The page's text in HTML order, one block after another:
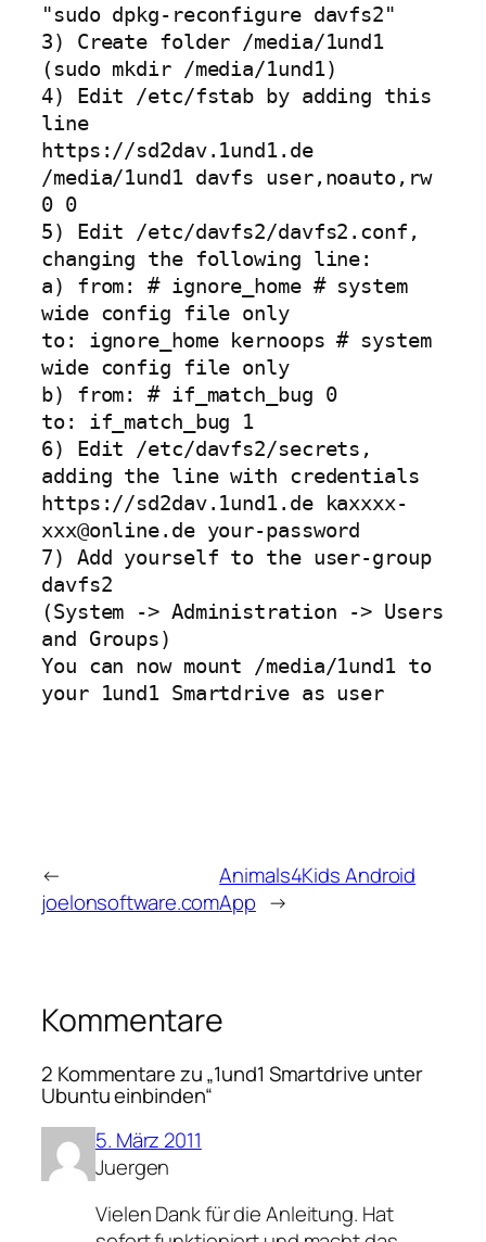
"sudo dpkg-reconfigure davfs2"
3) Create folder /media/1und1
(sudo mkdir /media/1und1)
4) Edit /etc/fstab by adding this
line
https://sd2dav.1und1.de
/media/1und1 davfs user,noauto,rw
0 0
5) Edit /etc/davfs2/davfs2.conf,
changing the following line:
a) from: # ignore_home # system
wide config file only
to: ignore_home kernoops # system
wide config file only
b) from: # if_match_bug 0
to: if_match_bug 1
6) Edit /etc/davfs2/secrets,
adding the line with credentials
https://sd2dav.1und1.de kaxxxx-
xxx@online.de your-password
7) Add yourself to the user-group
davfs2
(System -> Administration -> Users
and Groups)
You can now mount /media/1und1 to
your 1und1 Smartdrive as user
←
joelonsoftware.com
Animals4Kids Android
App →
Kommentare
2 Kommentare zu „1und1 Smartdrive unter
Ubuntu einbinden“
5. März 2011
Juergen
Vielen Dank für die Anleitung. Hat